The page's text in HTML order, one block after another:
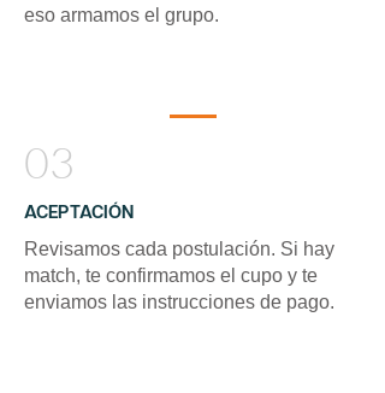
eso armamos el grupo.
03
ACEPTACIÓN
Revisamos cada postulación. Si hay
match, te confirmamos el cupo y te
enviamos las instrucciones de pago.